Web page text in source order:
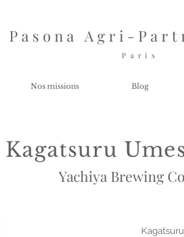
Pasona Agri-
P a r i s
Nos missions Blog
Kagatsuru
Yachiya Brewing